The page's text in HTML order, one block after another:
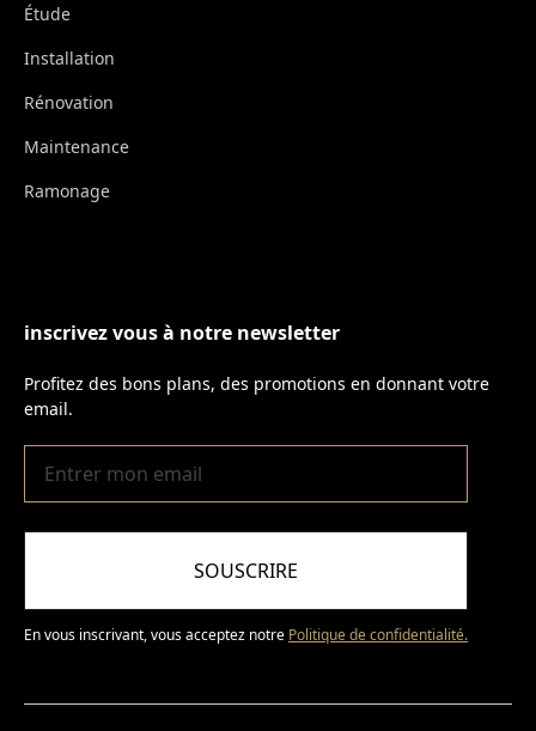
Étude
Installation
Rénovation
Maintenance
Ramonage
inscrivez vous à notre newsletter
Profitez des bons plans, des promotions en donnant votre
email.
SOUSCRIRE
En vous inscrivant, vous acceptez notre Politique de confidentialité.